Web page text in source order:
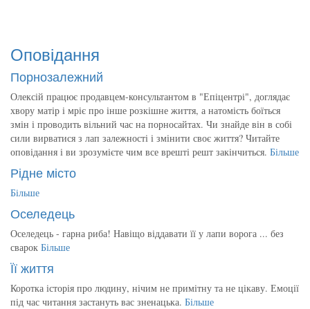
Оповідання
Порнозалежний
Олексій працює продавцем-консультантом в "Епіцентрі", доглядає
хвору матір і мріє про інше розкішне життя, а натомість боїться
змін і проводить вільний час на порносайтах. Чи знайде він в собі
сили вирватися з лап залежності і змінити своє життя? Читайте
оповідання і ви зрозумієте чим все врешті решт закінчиться. Більше
Рідне місто
Більше
Оселедець
Оселедець - гарна риба! Навіщо віддавати її у лапи ворога ... без
сварок Більше
Її життя
Коротка історія про людину, нічим не примітну та не цікаву. Емоції
під час читання застануть вас зненацька. Більше